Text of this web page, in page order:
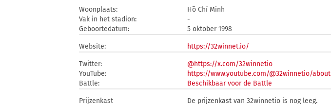
Woonplaats:
Hồ Chí Minh
Vak in het stadion:
-
Geboortedatum:
5 oktober 1998
Website: https://32winnet.io/
Twitter:
@https://x.com/32winnetio
YouTube:
https://www.youtube.com/@32winnetio/about
Battle:
Beschikbaar voor de Battle
Prijzenkast De prijzenkast van 32winnetio is nog leeg.